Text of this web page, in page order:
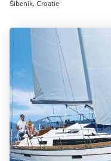
Šibenik, Croatie